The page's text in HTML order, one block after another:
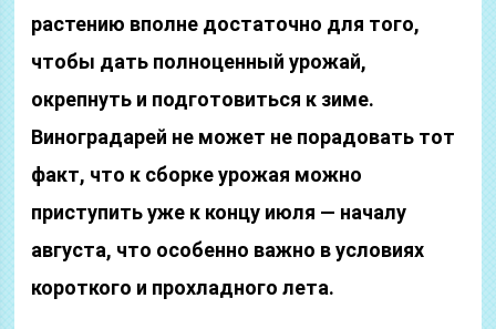
растению вполне достаточно для того,
чтобы дать полноценный урожай,
окрепнуть и подготовиться к зиме.
Виноградарей не может не порадовать тот
факт, что к сборке урожая можно
приступить уже к концу июля — началу
августа, что особенно важно в условиях
короткого и прохладного лета.